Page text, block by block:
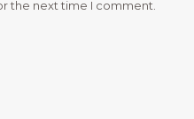
the next time I comment.